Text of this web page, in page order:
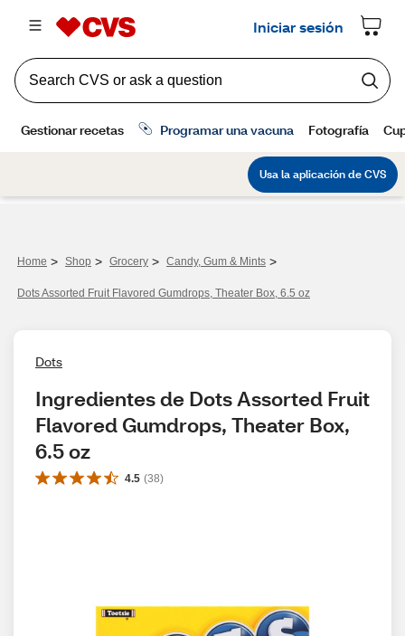
Home > Shop > Grocery > Candy, Gum & Mints >
Dots Assorted Fruit Flavored Gumdrops, Theater Box, 6.5 oz
Dots
Ingredientes de Dots Assorted Fruit
Flavored Gumdrops, Theater Box,
6.5 oz
4.5 (38)